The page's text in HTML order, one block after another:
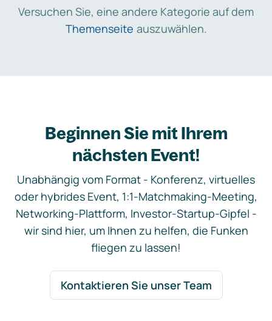
Versuchen Sie, eine andere Kategorie auf dem
Themenseite auszuwählen.
Beginnen Sie mit Ihrem
nächsten Event!
Unabhängig vom Format - Konferenz, virtuelles
oder hybrides Event, 1:1-Matchmaking-Meeting,
Networking-Plattform, Investor-Startup-Gipfel -
wir sind hier, um Ihnen zu helfen, die Funken
fliegen zu lassen!
Kontaktieren Sie unser Team